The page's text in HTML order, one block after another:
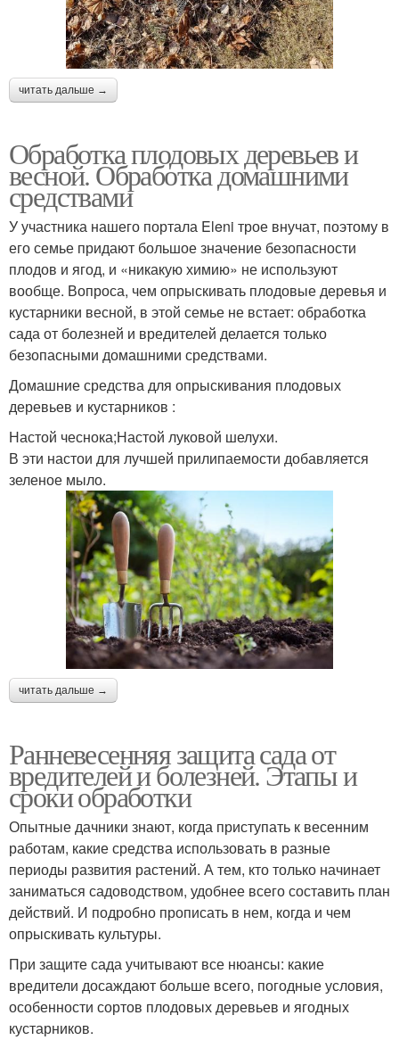
читать дальше →
Обработка плодовых деревьев и
весной. Обработка домашними
средствами
У участника нашего портала Eleni трое внучат, поэтому в
его семье придают большое значение безопасности
плодов и ягод, и «никакую химию» не используют
вообще. Вопроса, чем опрыскивать плодовые деревья и
кустарники весной, в этой семье не встает: обработка
сада от болезней и вредителей делается только
безопасными домашними средствами.
Домашние средства для опрыскивания плодовых
деревьев и кустарников :
Настой чеснока;Настой луковой шелухи.
В эти настои для лучшей прилипаемости добавляется
зеленое мыло.
читать дальше →
Ранневесенняя защита сада от
вредителей и болезней. Этапы и
сроки обработки
Опытные дачники знают, когда приступать к весенним
работам, какие средства использовать в разные
периоды развития растений. А тем, кто только начинает
заниматься садоводством, удобнее всего составить план
действий. И подробно прописать в нем, когда и чем
опрыскивать культуры.
При защите сада учитывают все нюансы: какие
вредители досаждают больше всего, погодные условия,
особенности сортов плодовых деревьев и ягодных
кустарников.